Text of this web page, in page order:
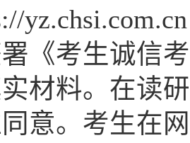
《考生诚信
材料。在读
意。考生在